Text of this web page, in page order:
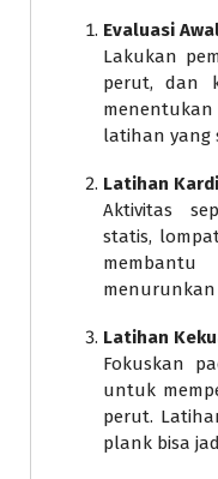
Evaluasi
Lakukan
perut, dan
latihan yang
Latihan
Aktivitas
statis,
menurunkan
Latihan
Fokuskan
untuk
perut.
plank bisa